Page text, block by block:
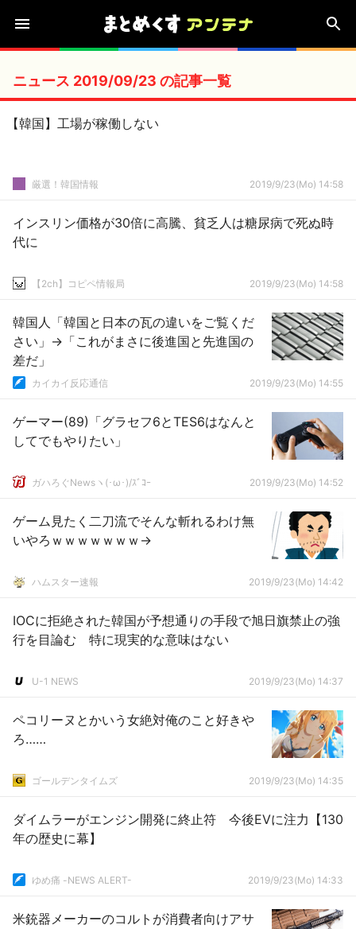
ニュース 2019/09/23 の記事一覧
【韓国】工場が稼働しない
厳選！韓国情報 2019/9/23(Mo) 14:58
インスリン価格が30倍に高騰、貧乏人は糖尿病で死ぬ時
代に
【2ch】コピペ情報局 2019/9/23(Mo) 14:58
韓国人「韓国と日本の瓦の違いをご覧くだ
さい」→「これがまさに後進国と先進国の
差だ」
カイカイ反応通信 2019/9/23(Mo) 14:55
ゲーマー(89)「グラセフ6とTES6はなんと
してでもやりたい」
ガハろぐNewsヽ(･ω･)/ｽﾞｺｰ 2019/9/23(Mo) 14:52
ゲーム見たく二刀流でそんな斬れるわけ無
いやろｗｗｗｗｗｗｗ→
ハムスター速報 2019/9/23(Mo) 14:42
IOCに拒絶された韓国が予想通りの手段で旭日旗禁止の強
行を目論む 特に現実的な意味はない
U-1 NEWS 2019/9/23(Mo) 14:37
ペコリーヌとかいう女絶対俺のこと好きや
ろ……
ゴールデンタイムズ 2019/9/23(Mo) 14:35
ダイムラーがエンジン開発に終止符 今後EVに注力【130
年の歴史に幕】
ゆめ痛 -NEWS ALERT- 2019/9/23(Mo) 14:33
米銃器メーカーのコルトが消費者向けアサ